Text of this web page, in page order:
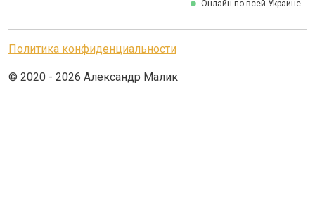
Онлайн по всей Украине
Политика конфиденциальности
© 2020 - 2026 Александр Малик